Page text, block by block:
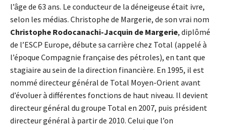
l’âge de 63 ans. Le conducteur de la déneigeuse était ivre,
selon les médias. Christophe de Margerie, de son vrai nom
Christophe Rodocanachi-Jacquin de Margerie, diplômé
de l’ESCP Europe, débute sa carrière chez Total (appelé à
l’époque Compagnie française des pétroles), en tant que
stagiaire au sein de la direction financière. En 1995, il est
nommé directeur général de Total Moyen-Orient avant
d’évoluer à différentes fonctions de haut niveau. Il devient
directeur général du groupe Total en 2007, puis président
directeur général à partir de 2010. Celui que l’on